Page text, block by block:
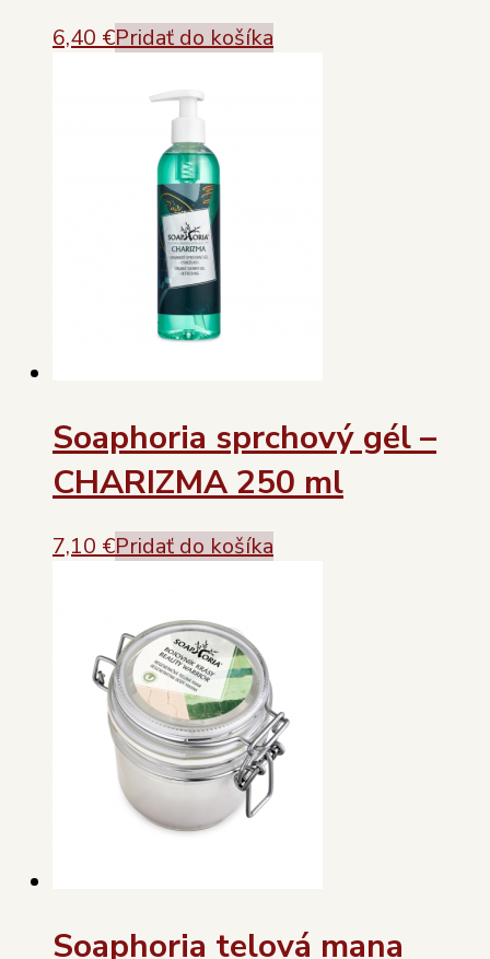
6,40 €Pridať do košíka
Soaphoria sprchový gél –
CHARIZMA 250 ml
7,10€Pridať do košíka
Soaphoria telová mana